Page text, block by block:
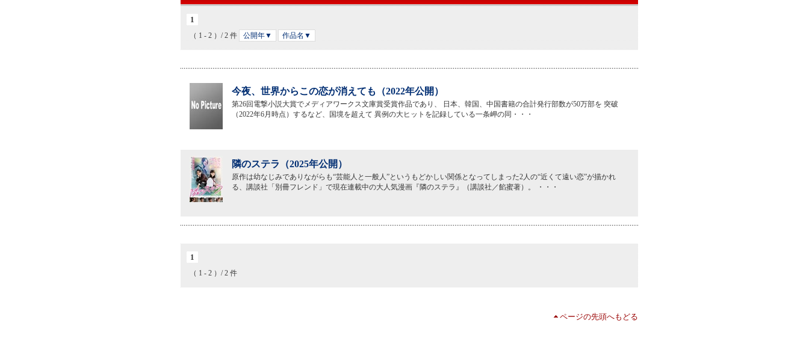
1
（ 1 - 2 ）/ 2 件 公開年▼ 作品名▼
今夜、世界からこの恋が消えても（2022年公開）
第26回電撃小説大賞でメディアワークス文庫賞受賞作品であり、 日本、韓国、中国書籍の合計発行部数が50万部を 突破
（2022年6月時点）するなど、国境を超えて 異例の大ヒットを記録している一条岬の同・・・
隣のステラ（2025年公開）
原作は幼なじみでありながらも“芸能人と一般人”というもどかしい関係となってしまった2人の“近くて遠い恋”が描かれ
る、講談社「別冊フレンド」で現在連載中の大人気漫画『隣のステラ』（講談社／餡蜜著）。 ・・・
1
（ 1 - 2 ）/ 2 件
ページの先頭へもどる